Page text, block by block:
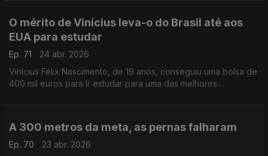
O mérito de Vinícius leva-o do Brasil até aos
EUA para estudar
Ep. 71
24 abr. 2026
Vinícius Félix Nascimento, de 19 anos, conseguiu uma bolsa de
400 mil euros para ir estudar para uma das melhores
A 300 metros da meta, as pernas falharam
Ep. 70
23 abr. 2026